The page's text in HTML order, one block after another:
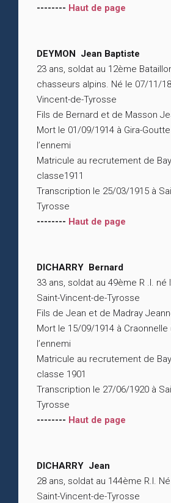
-------- Haut de page
DEYMON Jean Baptiste
23 ans, soldat au 12ème
chasseurs alpins. Né le 07/11/
Vincent-de-Tyrosse
Fils de Bernard et de Masson
Mort le 01/09/1914 à Gira-
l’ennemi
Matricule au recrutement de
classe1911
Transcription le 25/03/1915 à
Tyrosse
-------- Haut de page
DICHARRY Bernard
33 ans, soldat au 49ème R .I. né
Saint-Vincent-de-Tyrosse
Fils de Jean et de Madray
Mort le 15/09/1914 à Craonnelle
l’ennemi
Matricule au recrutement de
classe 1901
Transcription le 27/06/1920 à
Tyrosse
-------- Haut de page
DICHARRY Jean
28 ans, soldat au 144ème R.I.
Saint-Vincent-de-Tyrosse